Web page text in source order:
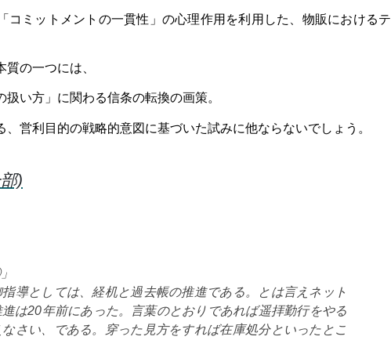
コミットメントの一貫性」の心理作用を利用した、物販におけるテ
の一つには、
い方」に関わる信条の転換の画策。
、営利目的の戦略的意図に基づいた試みに他ならないでしょう。
)
導としては、経机と過去帳の推進である。とは言えネット
は20年前にあった。言葉のとおりであれば遥拝勤行をやる
さい、である。穿った見方をすれば在庫処分といったとこ